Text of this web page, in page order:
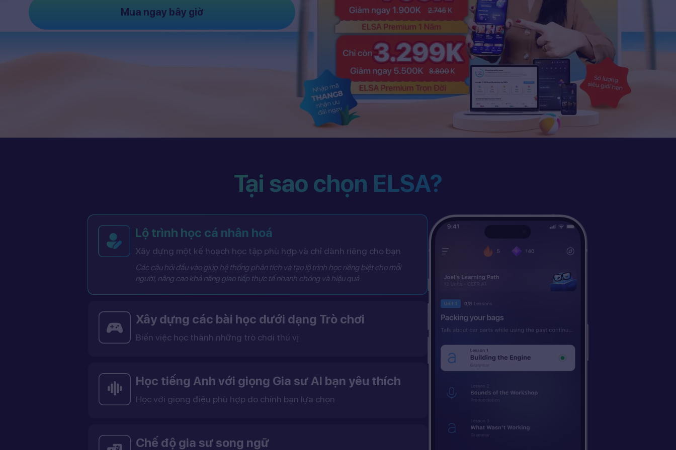
Mua ngay bây giờ
Tại sao chọn ELSA?
Lộ trình học cá nhân hoá
Xây dựng một kế hoạch học tập phù hợp và chỉ dành riêng cho bạn
Các câu hỏi đầu vào giúp hệ thống phân tích và tạo lộ trình học riêng biệt cho mỗi
người, nâng cao khả năng giao tiếp thực tế nhanh chóng và hiệu quả
Xây dựng các bài học dưới dạng Trò chơi
Biến việc học thành những trò chơi thú vị
Học tiếng Anh với giọng Gia sư AI bạn yêu thích
Học với giọng điệu phù hợp do chính bạn lựa chọn
Chế độ gia sư song ngữ